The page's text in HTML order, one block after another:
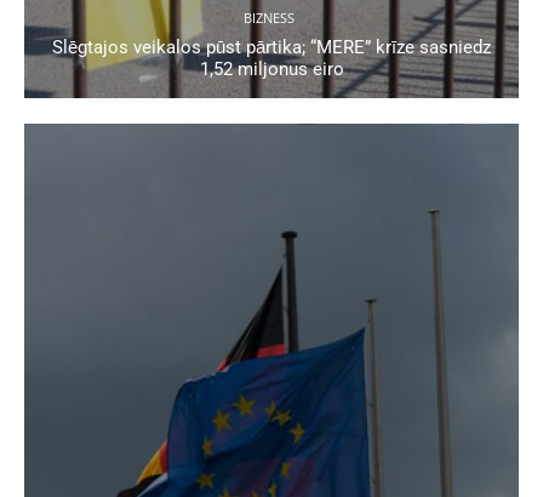
BIZNESS
Slēgtajos veikalos pūst pārtika; “MERE” krīze sasniedz
1,52 miljonus eiro